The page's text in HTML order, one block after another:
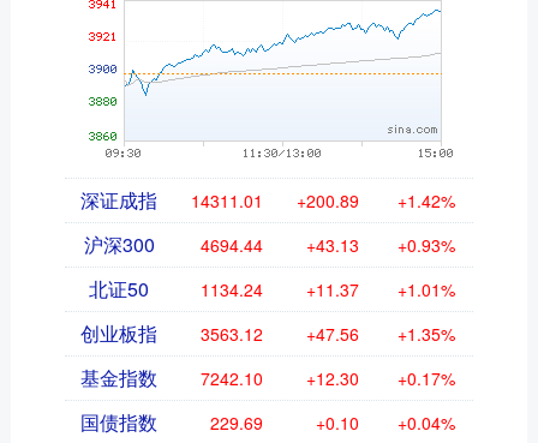
深证成指 14311.01 +200.89 +1.42%
沪深300 4694.44 +43.13 +0.93%
北证50 1134.24 +11.37 +1.01%
创业板指 3563.12 +47.56 +1.35%
基金指数 7242.10 +12.30 +0.17%
国债指数 229.69 +0.10 +0.04%